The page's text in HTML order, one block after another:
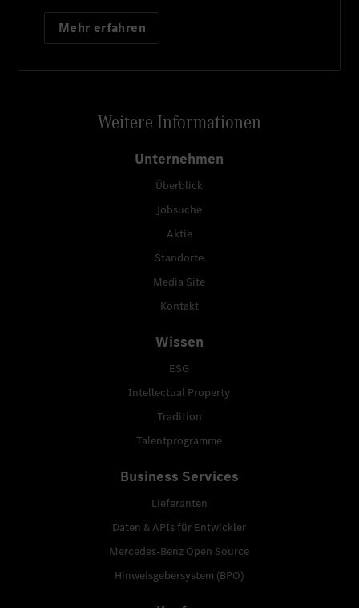
Mehr erfahren
Weitere Informationen
Unternehmen
Überblick
Jobsuche
Aktie
Standorte
Media Site
Kontakt
Wissen
ESG
Intellectual Property
Tradition
Talentprogramme
Business Services
Lieferanten
Daten & APIs für Entwickler
Mercedes-Benz Open Source
Hinweisgebersystem (BPO)